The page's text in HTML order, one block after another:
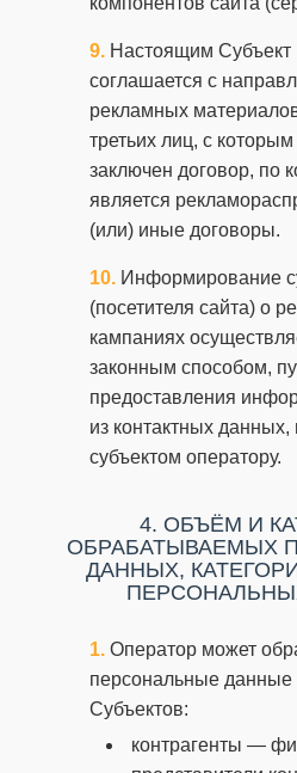
Настоящим Субъект
соглашается с
рекламных
третьих лиц, с
заключен договор, по
является
(или) иные договоры.
Информирование
(посетителя сайта) о
кампаниях
законным способом,
предоставления
из контактных
субъектом оператору.
4. ОБЪЁМ И
ОБРАБАТЫВАЕМЫХ
ДАННЫХ,
Оператор может
персональные
Субъектов:
контрагенты —